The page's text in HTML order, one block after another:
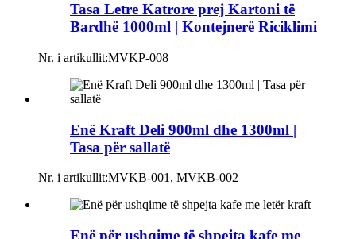
Tasa Letre Katrore prej Kartoni të
Bardhë 1000ml | Kontejnerë Riciklimi
Nr. i artikullit:MVKP-008
Enë Kraft Deli 900ml dhe 1300ml |
Tasa për sallatë
Nr. i artikullit:MVKB-001, MVKB-002
Enë për ushqime të shpejta kafe me